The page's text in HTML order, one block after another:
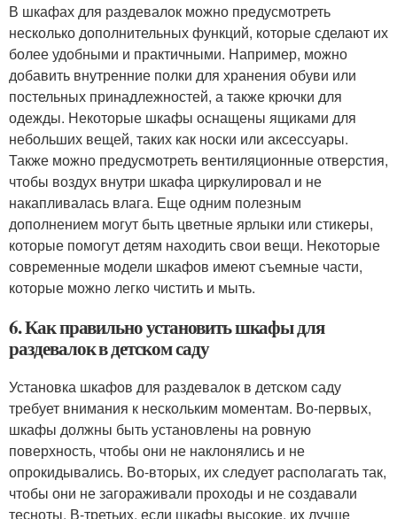
В шкафах для раздевалок можно предусмотреть
несколько дополнительных функций, которые сделают их
более удобными и практичными. Например, можно
добавить внутренние полки для хранения обуви или
постельных принадлежностей, а также крючки для
одежды. Некоторые шкафы оснащены ящиками для
небольших вещей, таких как носки или аксессуары.
Также можно предусмотреть вентиляционные отверстия,
чтобы воздух внутри шкафа циркулировал и не
накапливалась влага. Еще одним полезным
дополнением могут быть цветные ярлыки или стикеры,
которые помогут детям находить свои вещи. Некоторые
современные модели шкафов имеют съемные части,
которые можно легко чистить и мыть.
6. Как правильно установить шкафы для
раздевалок в детском саду
Установка шкафов для раздевалок в детском саду
требует внимания к нескольким моментам. Во-первых,
шкафы должны быть установлены на ровную
поверхность, чтобы они не наклонялись и не
опрокидывались. Во-вторых, их следует располагать так,
чтобы они не загораживали проходы и не создавали
тесноты. В-третьих, если шкафы высокие, их лучше